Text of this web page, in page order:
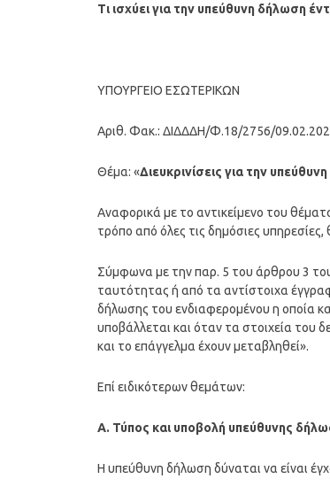
Τι ισχύει για την υπεύθυνη δήλωση
ΥΠΟΥΡΓΕΙΟ ΕΣΩΤΕΡΙΚΩΝ
Αριθ. Φακ.: ΔΙΔΔΔΗ/Φ.18/2756/
Θέμα: «Διευκρινίσεις για την
Αναφορικά με το αντικείμενο του
τρόπο από όλες τις δημόσιες
Σύμφωνα με την παρ. 5 του άρθρου 3 του
ταυτότητας ή από τα αντίστοιχα
δήλωσης του ενδιαφερομένου η οποία
υποβάλλεται και όταν τα στοιχεία του
και το επάγγελμα έχουν μεταβληθεί».
Επί ειδικότερων θεμάτων:
Α. Τύπος και υποβολή υπεύθυνης
Η υπεύθυνη δήλωση δύναται να είναι